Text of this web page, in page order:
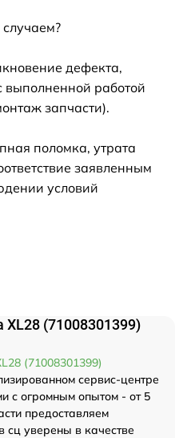
дефекта,
работой
запчасти).
поломка, утрата
заявленным
условий
XL28 (71008301399)
(71008301399)
сервис-центре
с огромным опытом - от 5
предоставляем
уверены в качестве